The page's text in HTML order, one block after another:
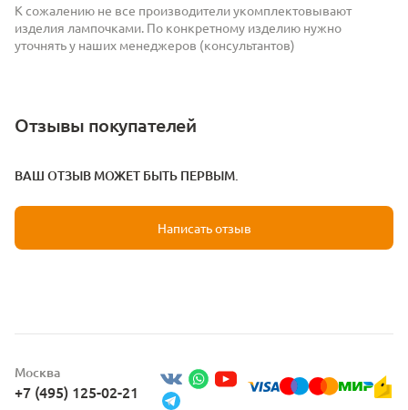
К сожалению не все производители укомплектовывают
изделия лампочками. По конкретному изделию нужно
уточнять у наших менеджеров (консультантов)
Отзывы покупателей
ВАШ ОТЗЫВ МОЖЕТ БЫТЬ ПЕРВЫМ.
Написать отзыв
Москва
+7 (495) 125-02-21